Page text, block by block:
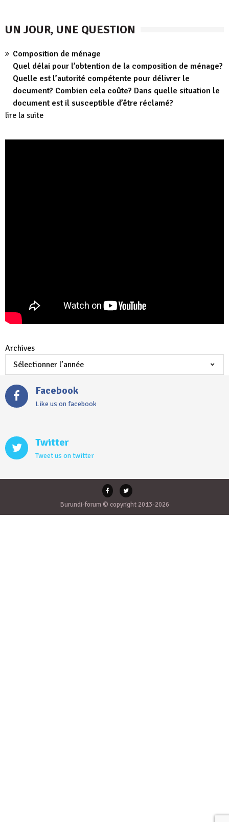
UN JOUR, UNE QUESTION
Composition de ménage
Quel délai pour l’obtention de la composition de ménage?
Quelle est l’autorité compétente pour délivrer le
document? Combien cela coûte? Dans quelle situation le
document est il susceptible d’être réclamé?
lire la suite
Archives
Facebook
Like us on facebook
Twitter
Tweet us on twitter
Burundi-forum © copyright 2013-2026